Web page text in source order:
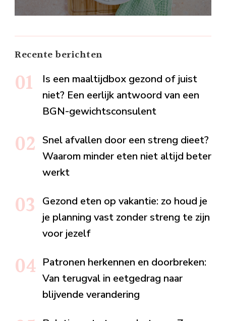
Recente berichten
Is een maaltijdbox gezond of juist
niet? Een eerlijk antwoord van een
BGN-gewichtsconsulent
Snel afvallen door een streng dieet?
Waarom minder eten niet altijd beter
werkt
Gezond eten op vakantie: zo houd je
je planning vast zonder streng te zijn
voor jezelf
Patronen herkennen en doorbreken:
Van terugval in eetgedrag naar
blijvende verandering